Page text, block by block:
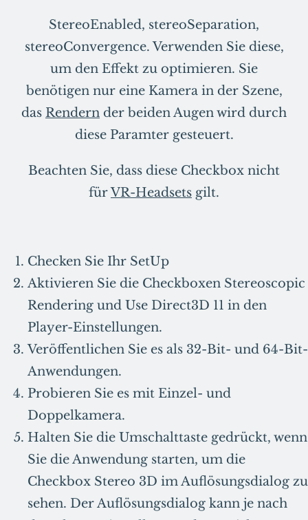
StereoEnabled, stereoSeparation,
stereoConvergence. Verwenden Sie diese,
um den Effekt zu optimieren. Sie
benötigen nur eine Kamera in der Szene,
das Rendern der beiden Augen wird durch
diese Paramter gesteuert.
Beachten Sie, dass diese Checkbox nicht
fürVR-Headsets gilt.
Checken Sie Ihr SetUp
Aktivieren Sie die Checkboxen Stereoscopic
Rendering und Use Direct3D 11 in den
Player-Einstellungen.
Veröffentlichen Sie es als 32-Bit- und 64-Bit-
Anwendungen.
Probieren Sie es mit Einzel- und
Doppelkamera.
Halten Sie die Umschalttaste gedrückt, wenn
Sie die Anwendung starten, um die
Checkbox Stereo 3D im Auflösungsdialog zu
sehen. Der Auflösungsdialog kann je nach